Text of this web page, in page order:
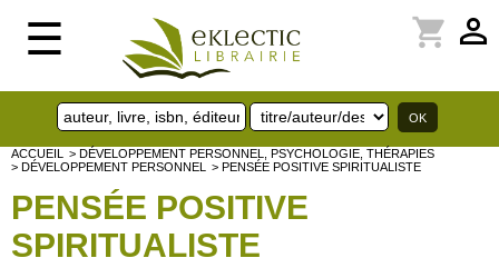
☰ perm_identity
shopping_cart
ACCUEIL
> DÉVELOPPEMENT PERSONNEL, PSYCHOLOGIE, THÉRAPIES
> DÉVELOPPEMENT PERSONNEL
> PENSÉE POSITIVE SPIRITUALISTE
PENSÉE POSITIVE
SPIRITUALISTE